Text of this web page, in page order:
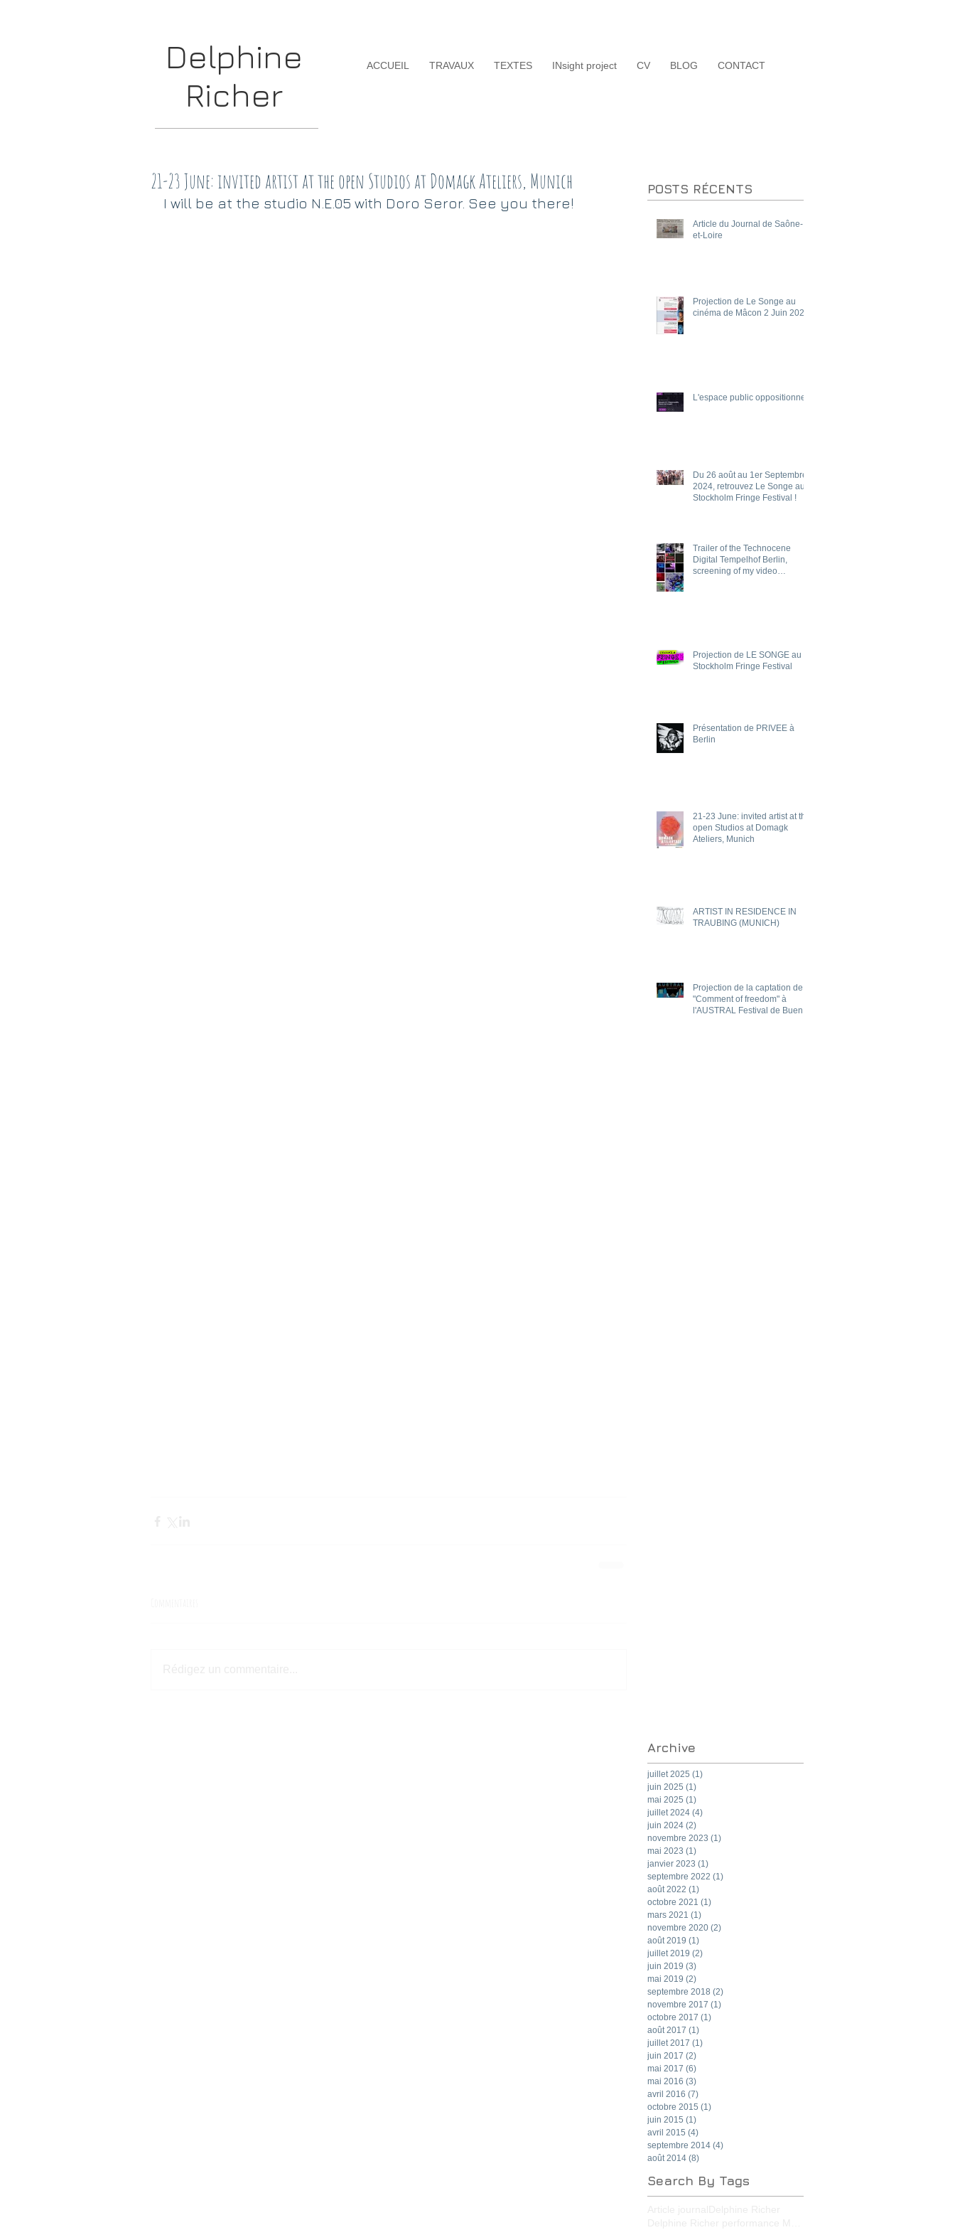
Delphine
Richer
21-23 June: invited artist at the open Studios at Domagk Ateliers, Munich
I will be at the studio N.E.05 with Doro Seror. See you there!
POSTS RÉCENTS
Article du Journal de Saône-
et-Loire
Projection de Le Songe au
cinéma de Mâcon 2 Juin 2025
L'espace public oppositionnel
Du 26 août au 1er Septembre
2024, retrouvez Le Songe au
Stockholm Fringe Festival !
Trailer of the Technocene
Digital Tempelhof Berlin,
screening of my video
Projection de LE SONGE au
Stockholm Fringe Festival
Présentation de PRIVEE à
Berlin
21-23 June: invited artist at the
open Studios at Domagk
Ateliers, Munich
ARTIST IN RESIDENCE IN
TRAUBING (MUNICH)
Projection de la captation de
"Comment of freedom" à
l'AUSTRAL Festival de Buenos
Archive
juillet 2025 (1)
juin 2025 (1)
mai 2025 (1)
juillet 2024 (4)
juin 2024 (2)
novembre 2023 (1)
mai 2023 (1)
janvier 2023 (1)
septembre 2022 (1)
août 2022 (1)
octobre 2021 (1)
mars 2021 (1)
novembre 2020 (2)
août 2019 (1)
juillet 2019 (2)
juin 2019 (3)
mai 2019 (2)
septembre 2018 (2)
novembre 2017 (1)
octobre 2017 (1)
août 2017 (1)
juillet 2017 (1)
juin 2017 (2)
mai 2017 (6)
mai 2016 (3)
avril 2016 (7)
octobre 2015 (1)
juin 2015 (1)
avril 2015 (4)
septembre 2014 (4)
août 2014 (8)
Search By Tags
ACCUEIL TRAVAUX TEXTES INsight project CV BLOG CONTACT